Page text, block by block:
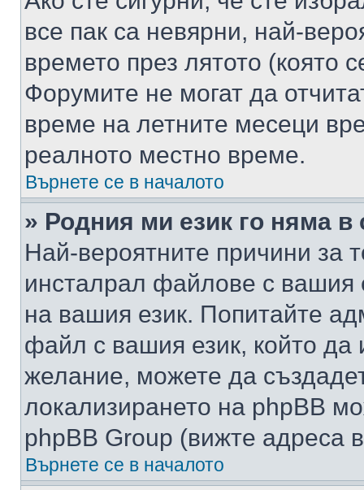
все пак са невярни, най-
времето през лятото (която
Форумите не могат да
време на летните месеци
реалното местно време.
Върнете се в началото
» Родния ми език го няма в
Най-вероятните причини за
инсталрал файлове с вашия
на вашия език. Попитайте
файл с вашия език, който да
желание, можете да
локализирането на phpBB
phpBB Group (вижте адреса
Върнете се в началото